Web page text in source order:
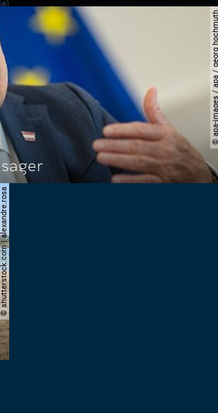
© apa-images /
© shutterstock.com | alexandre.rosa